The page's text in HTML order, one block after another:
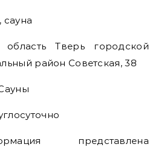
сауна
область Тверь городской
район Советская, 38
представлена